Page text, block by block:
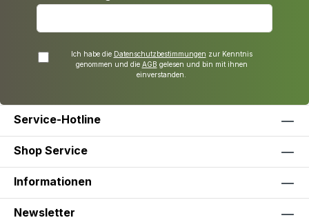
Ich habe die Datenschutzbestimmungen zur Kenntnis
genommen und die AGB gelesen und bin mit ihnen
einverstanden.
Service-Hotline
Shop Service
Informationen
Newsletter